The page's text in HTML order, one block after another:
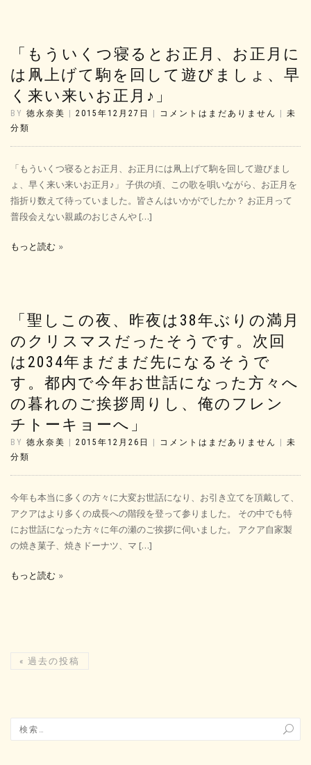
「もういくつ寝るとお正月、お正月に
は凧上げて駒を回して遊びましょ、早
く来い来いお正月♪」
BY 徳永奈美 2015年12月27日 コメントはまだありません
未
分類
「もういくつ寝るとお正月、お正月には凧上げて駒を回して遊びまし
ょ、早く来い来いお正月♪」 子供の頃、この歌を唄いながら、お正月を
指折り数えて待っていました。皆さんはいかがでしたか？ お正月って
普段会えない親戚のおじさんや […]
もっと読む
「聖しこの夜、昨夜は38年ぶりの満月
のクリスマスだったそうです。次回
は2034年まだまだ先になるそうで
す。都内で今年お世話になった方々へ
の暮れのご挨拶周りし、俺のフレン
チトーキョーへ」
BY 徳永奈美 2015年12月26日 コメントはまだありません
未
分類
今年も本当に多くの方々に大変お世話になり、お引き立てを頂戴して、
アクアはより多くの成長への階段を登って参りました。 その中でも特
にお世話になった方々に年の瀬のご挨拶に伺いました。 アクア自家製
の焼き菓子、焼きドーナツ、マ […]
もっと読む
« 過去の投稿